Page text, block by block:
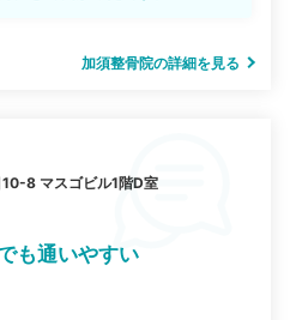
加須整骨院の詳細を見る
8 マスゴビル1階D室
も通いやすい